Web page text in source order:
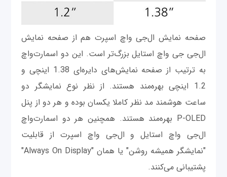
صفحه نمایش ال‌جی واچ اسپرت هم از صفحه نمایش
ال‌جی جی واچ استایل بزرگ‌تر است. این دو اسمارت‌واچ
به ترتیب از صفحه نمایش‌های دایره‌ای 1.38 اینچی و
1.2 اینچی بهره‌مند هستند. از نظر نوع نمایشگر دو
ساعت هوشمند مد نظر کاملا یکسان بوده و هر دو از پنل
P-OLED بهره‌مند هستند. همچنین هر دو اسمارت‌واچ
ال‌جی واچ استایل و ال‌جی واچ اسپرت از قابلیت
"نمایشگر همیشه روشن" یا همان "Always On Display"
پشتیبانی می‌کنند.